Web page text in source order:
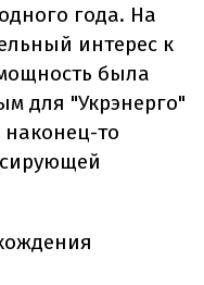
года. На
интерес к
была
для "Укрэнерго"
то